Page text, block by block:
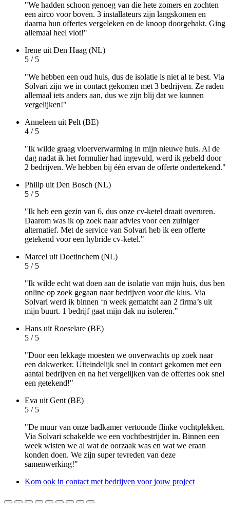
"We hadden schoon genoeg van die hete zomers en zochten
een airco voor boven. 3 installateurs zijn langskomen en
daarna hun offertes vergeleken en de knoop doorgehakt. Ging
allemaal heel vlot!"
Irene uit Den Haag (NL)
5 / 5
"We hebben een oud huis, dus de isolatie is niet al te best. Via
Solvari zijn we in contact gekomen met 3 bedrijven. Ze raden
allemaal iets anders aan, dus we zijn blij dat we kunnen
vergelijken!"
Anneleen uit Pelt (BE)
4 / 5
"Ik wilde graag vloerverwarming in mijn nieuwe huis. Al de
dag nadat ik het formulier had ingevuld, werd ik gebeld door
2 bedrijven. We hebben bij één ervan de offerte ondertekend."
Philip uit Den Bosch (NL)
5 / 5
"Ik heb een gezin van 6, dus onze cv-ketel draait overuren.
Daarom was ik op zoek naar advies voor een zuiniger
alternatief. Met de service van Solvari heb ik een offerte
getekend voor een hybride cv-ketel."
Marcel uit Doetinchem (NL)
5 / 5
"Ik wilde echt wat doen aan de isolatie van mijn huis, dus ben
online op zoek gegaan naar bedrijven voor die klus. Via
Solvari werd ik binnen ‘n week gematcht aan 2 firma’s uit
mijn buurt. 1 bedrijf gaat mijn dak nu isoleren."
Hans uit Roeselare (BE)
5 / 5
"Door een lekkage moesten we onverwachts op zoek naar
een dakwerker. Uiteindelijk snel in contact gekomen met een
aantal bedrijven en na het vergelijken van de offertes ook snel
een getekend!"
Eva uit Gent (BE)
5 / 5
"De muur van onze badkamer vertoonde flinke vochtplekken.
Via Solvari schakelde we een vochtbestrijder in. Binnen een
week wisten we al wat de oorzaak was en wat we eraan
konden doen. We zijn super tevreden van deze
samenwerking!"
Kom ook in contact met bedrijven voor jouw project